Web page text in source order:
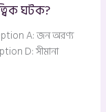
ঘটক?
Option A: জন অরণ্য
D: সীমানা